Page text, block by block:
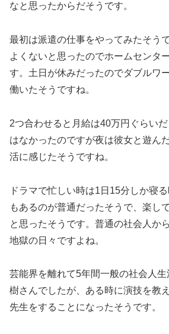
なと思ったからだそうです。
最初は派遣の仕事をやってみたそう
よくないと思ったのでホームセンタ
す。土日が休みだったのでダブルワ
働いたそうですね。
2つ合わせると月給は40万円ぐらい
はなかったのですが夜は彼女と遊ん
活に感じたそうですね。
ドラマで忙しい時は1日15分しか寝
もあるのが普通だったそうで、楽し
と思ったそうです。普通の社会人か
地獄の日々ですよね。
芸能界を離れて5年間一般の社会人
樹さんでしたが、ある時に演技を教
先生をすることになったそうです。